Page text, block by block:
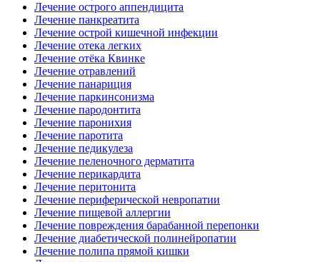
Лечение острого аппендицита
Лечение панкреатита
Лечение острой кишечной инфекции
Лечение отека легких
Лечение отёка Квинке
Лечение отравлений
Лечение панариция
Лечение паркинсонизма
Лечение пародонтита
Лечение паронихия
Лечение паротита
Лечение педикулеза
Лечение пеленочного дерматита
Лечение перикардита
Лечение перитонита
Лечение периферической невропатии
Лечение пищевой аллергии
Лечение повреждения барабанной перепонки
Лечение диабетической полинейропатии
Лечение полипа прямой кишки